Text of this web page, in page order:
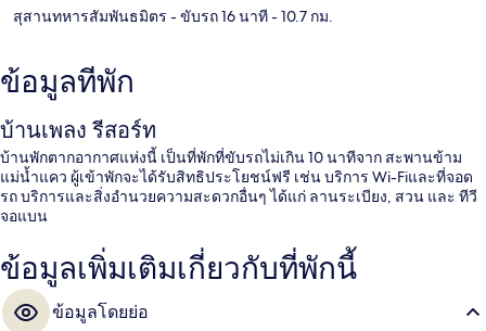
สุสานทหารสัมพันธมิตร - ขับรถ 16 นาที- 10.7 กม.
ข้อมูลที่พัก
บ้านเพลง รีสอร์ท
บ้านพักตากอากาศแห่งนี้ เป็นที่พักที่ขับรถไม่เกิน 10 นาทีจาก สะพานข้าม
แม่น้ำแคว ผู้เข้าพักจะได้รับสิทธิประโยชน์ฟรี เช่น บริการ Wi-Fiและที่จอด
รถ บริการและสิ่งอำนวยความสะดวกอื่นๆ ได้แก่ ลานระเบียง, สวน และ ทีวี
จอแบน
ข้อมูลเพิ่มเติมเกี่ยวกับที่พักนี้
ข้อมูลโดยย่อ